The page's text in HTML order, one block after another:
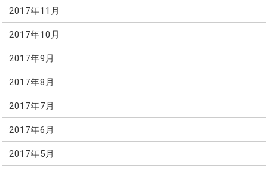
2017年11月
2017年10月
2017年9月
2017年8月
2017年7月
2017年6月
2017年5月